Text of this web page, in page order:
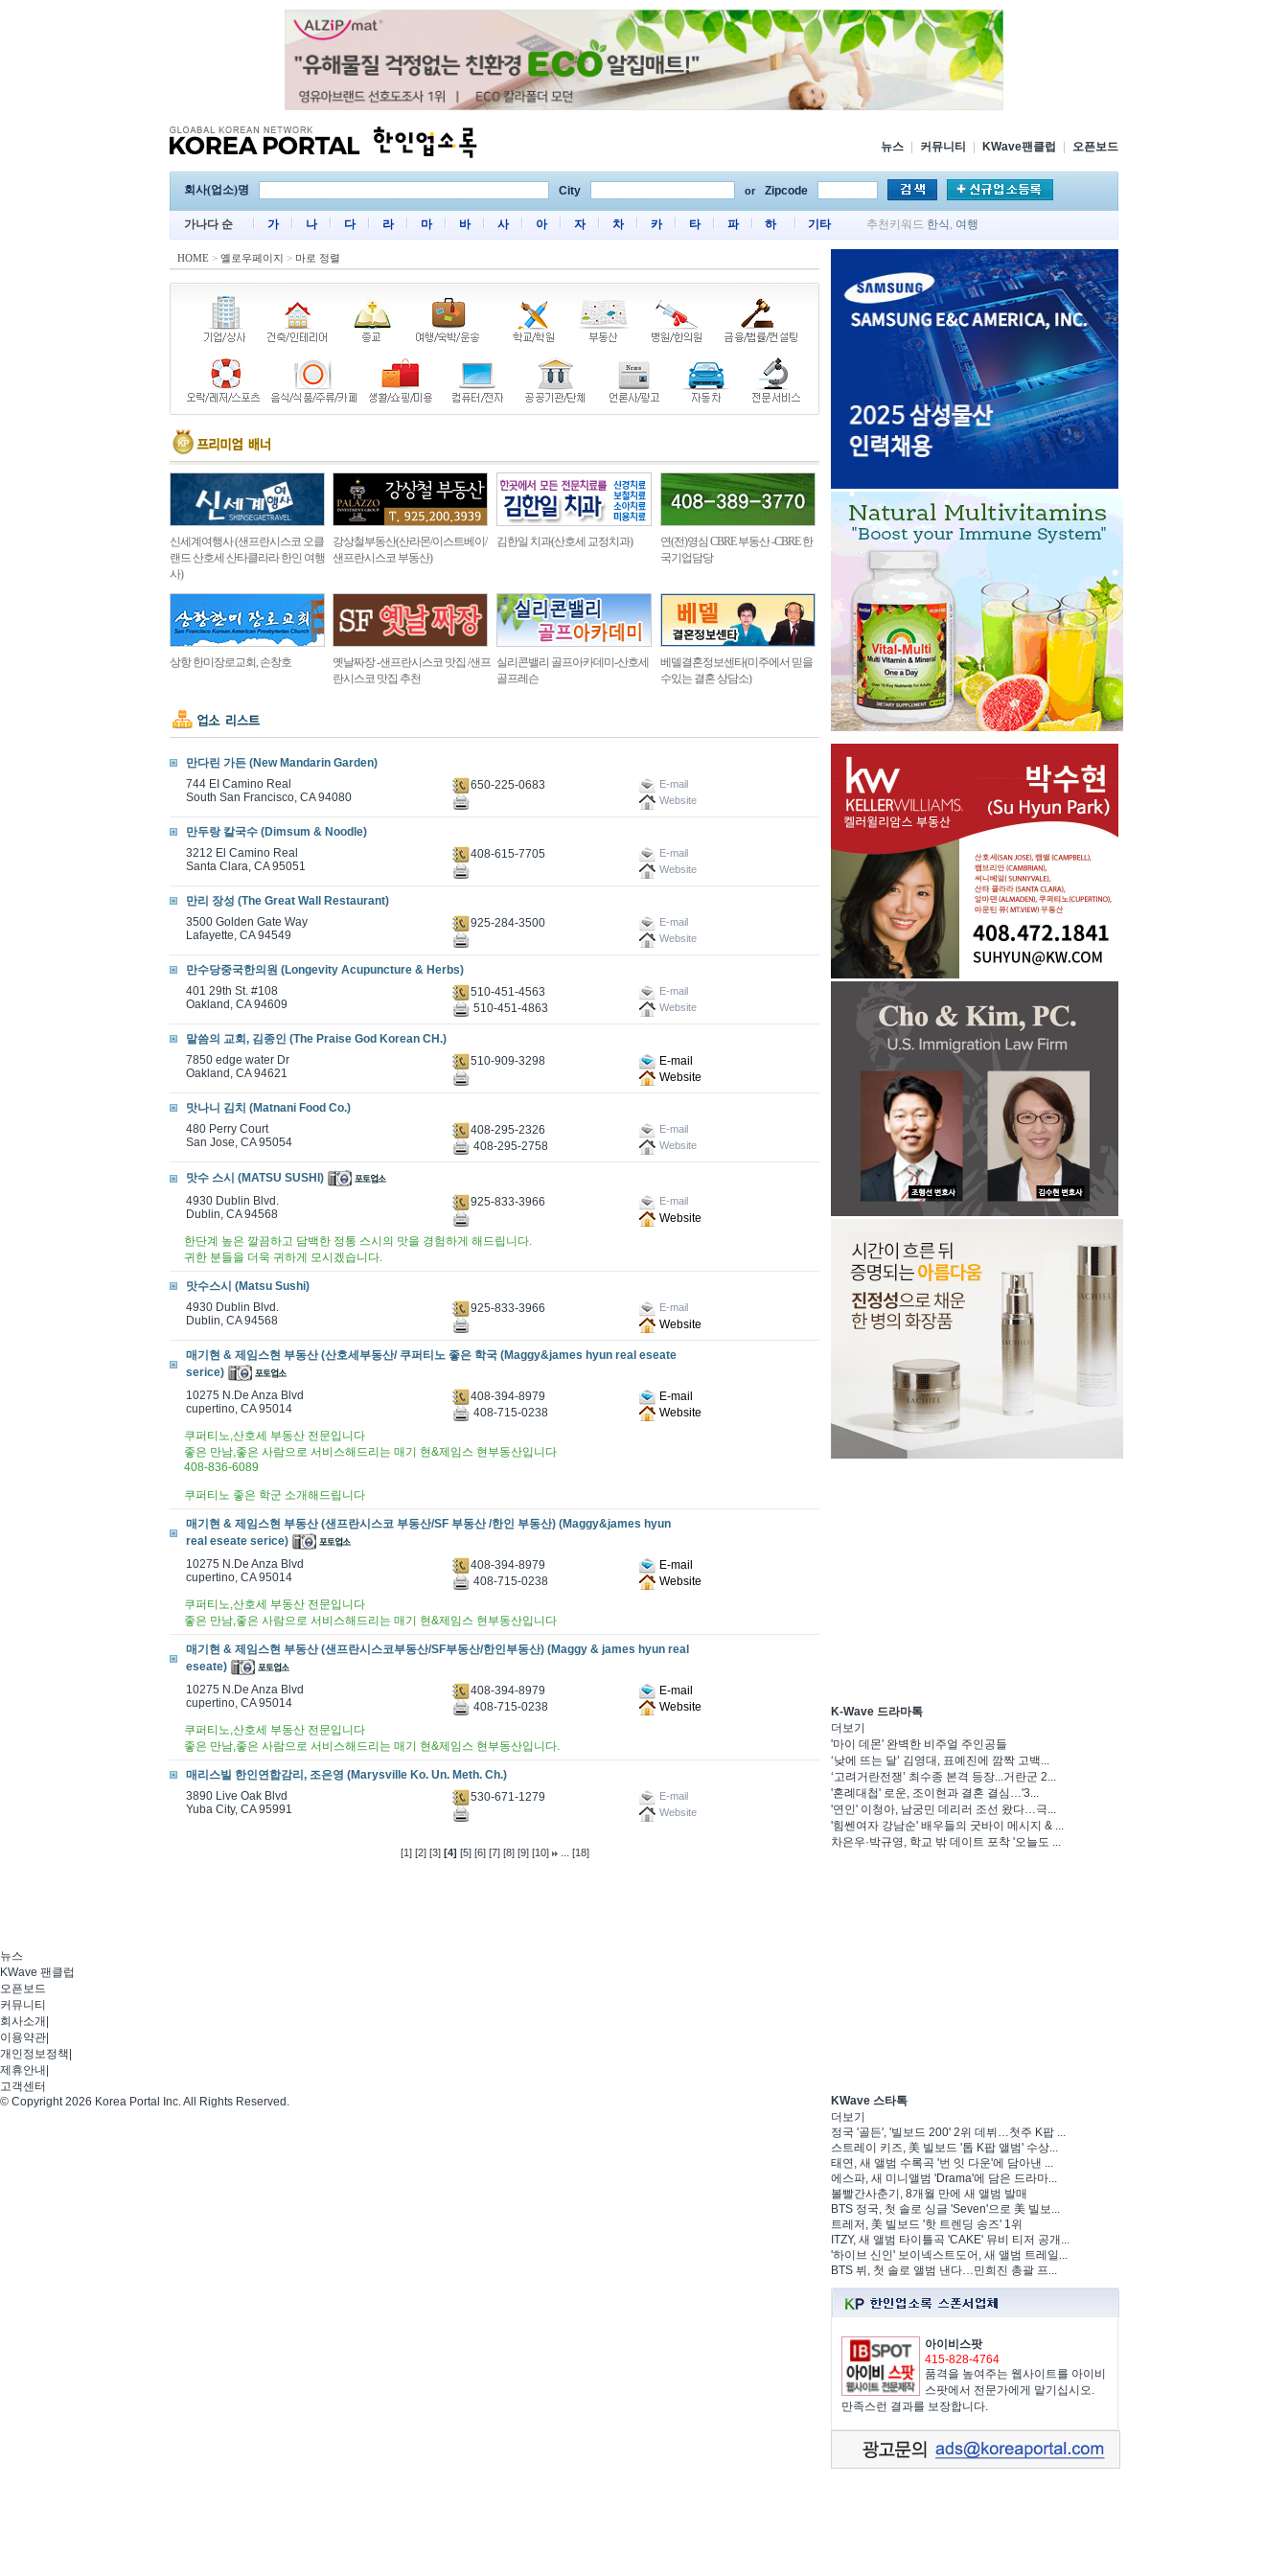
뉴스 커뮤니티 KWave팬클럽 오픈보드
회사(업소)명 City or Zipcode
가나다 순 가 나 다 라 마 바 사 아 자 차 카 타 파 하 기타 추천키워드 한식 , 여행
HOME > 옐로우페이지 > 마로 정렬
신세계여행사 (샌프란시스코 오클
랜드 산호세 산타클라라 한인 여행
사)
강상철부동산(산라몬/이스트베이/
샌프란시스코 부동산)
김한일 치과(산호세 교정치과)
연(전)영심 CBRE 부동산 -CBRE 한
국기업담당
상항 한미장로교회, 손창호
옛날짜장 -샌프란시스코 맛집 /샌프
란시스코 맛집 추천
실리콘밸리 골프아카데미-산호세
골프레슨
베델결혼정보센타(미주에서 믿을
수있는 결혼 상담소)
만다린 가든 (New Mandarin Garden)
744 EI Camino Real
South San Francisco, CA 94080
650-225-0683
E-mail
Website
만두랑 칼국수 (Dimsum & Noodle)
3212 El Camino Real
Santa Clara, CA 95051
408-615-7705
E-mail
Website
만리 장성 (The Great Wall Restaurant)
3500 Golden Gate Way
Lafayette, CA 94549
925-284-3500
E-mail
Website
만수당중국한의원 (Longevity Acupuncture & Herbs)
401 29th St. #108
Oakland, CA 94609
510-451-4563 E-mail
510-451-4863 Website
말씀의 교회, 김종인 (The Praise God Korean CH.)
7850 edge water Dr
Oakland, CA 94621
510-909-3298
E-mail
Website
맛나니 김치 (Matnani Food Co.)
480 Perry Court
San Jose, CA 95054
408-295-2326 E-mail
408-295-2758 Website
맛수 스시 (MATSU SUSHI)
4930 Dublin Blvd.
Dublin, CA 94568
925-833-3966 E-mail
Website
한단계 높은 깔끔하고 담백한 정통 스시의 맛을 경험하게 해드립니다.
귀한 분들을 더욱 귀하게 모시겠습니다.
맛수스시 (Matsu Sushi)
4930 Dublin Blvd.
Dublin, CA 94568
925-833-3966 E-mail
Website
매기현 & 제임스현 부동산 (산호세부동산/ 쿠퍼티노 좋은 학국 (Maggy&james hyun real eseate
serice)
10275 N.De Anza Blvd
cupertino, CA 95014
408-394-8979
E-mail
408-715-0238
Website
쿠퍼티노,산호세 부동산 전문입니다
좋은 만남,좋은 사람으로 서비스해드리는 매기 현&제임스 현부동산입니다
408-836-6089
쿠퍼티노 좋은 학군 소개해드립니다
매기현 & 제임스현 부동산 (샌프란시스코 부동산/SF 부동산 /한인 부동산) (Maggy&james hyun
real eseate serice)
10275 N.De Anza Blvd
cupertino, CA 95014
408-394-8979
E-mail
408-715-0238
Website
쿠퍼티노,산호세 부동산 전문입니다
좋은 만남,좋은 사람으로 서비스해드리는 매기 현&제임스 현부동산입니다
매기현 & 제임스현 부동산 (샌프란시스코부동산/SF부동산/한인부동산) (Maggy & james hyun real
eseate)
10275 N.De Anza Blvd
cupertino, CA 95014
408-394-8979
E-mail
408-715-0238
Website
쿠퍼티노,산호세 부동산 전문입니다
좋은 만남,좋은 사람으로 서비스해드리는 매기 현&제임스 현부동산입니다.
매리스빌 한인연합감리, 조은영 (Marysville Ko. Un. Meth. Ch.)
3890 Live Oak Blvd
Yuba City, CA 95991
530-671-1279
E-mail
Website
[1] [2] [3] [4] [5] [6] [7] [8] [9] [10] ... [18]
K-Wave 드라마톡
더보기
'마이 데몬' 완벽한 비주얼 주인공들
‘낮에 뜨는 달’ 김영대, 표예진에 깜짝 고백...
‘고려거란전쟁’ 최수종 본격 등장...거란군 2...
'혼례대첩' 로운, 조이현과 결혼 결심…'3...
'연인' 이청아, 남궁민 데리러 조선 왔다…극...
'힘쎈여자 강남순' 배우들의 굿바이 메시지 & ...
차은우·박규영, 학교 밖 데이트 포착 '오늘도 ...
KWave 스타톡
더보기
정국 '골든', '빌보드 200' 2위 데뷔…첫주 K팝 ...
스트레이 키즈, 美 빌보드 '톱 K팝 앨범' 수상...
태연, 새 앨범 수록곡 '번 잇 다운'에 담아낸 ...
에스파, 새 미니앨범 'Drama'에 담은 드라마...
볼빨간사춘기, 8개월 만에 새 앨범 발매
BTS 정국, 첫 솔로 싱글 'Seven'으로 美 빌보...
트레저, 美 빌보드 '핫 트렌딩 송즈' 1위
ITZY, 새 앨범 타이틀곡 'CAKE' 뮤비 티저 공개...
'하이브 신인' 보이넥스트도어, 새 앨범 트레일...
BTS 뷔, 첫 솔로 앨범 낸다…민희진 총괄 프...
아이비스팟
415-828-4764
품격을 높여주는 웹사이트를 아이비
스팟에서 전문가에게 맡기십시오.
만족스런 결과를 보장합니다.
뉴스
KWave 팬클럽
오픈보드
커뮤니티
회사소개
이용약관
개인정보정책
제휴안내
고객센터
© Copyright 2026 Korea Portal Inc. All Rights Reserved.